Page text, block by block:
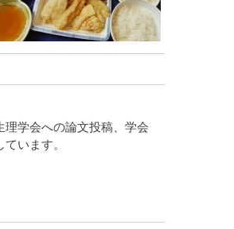
学会への論文投稿、学会
います。